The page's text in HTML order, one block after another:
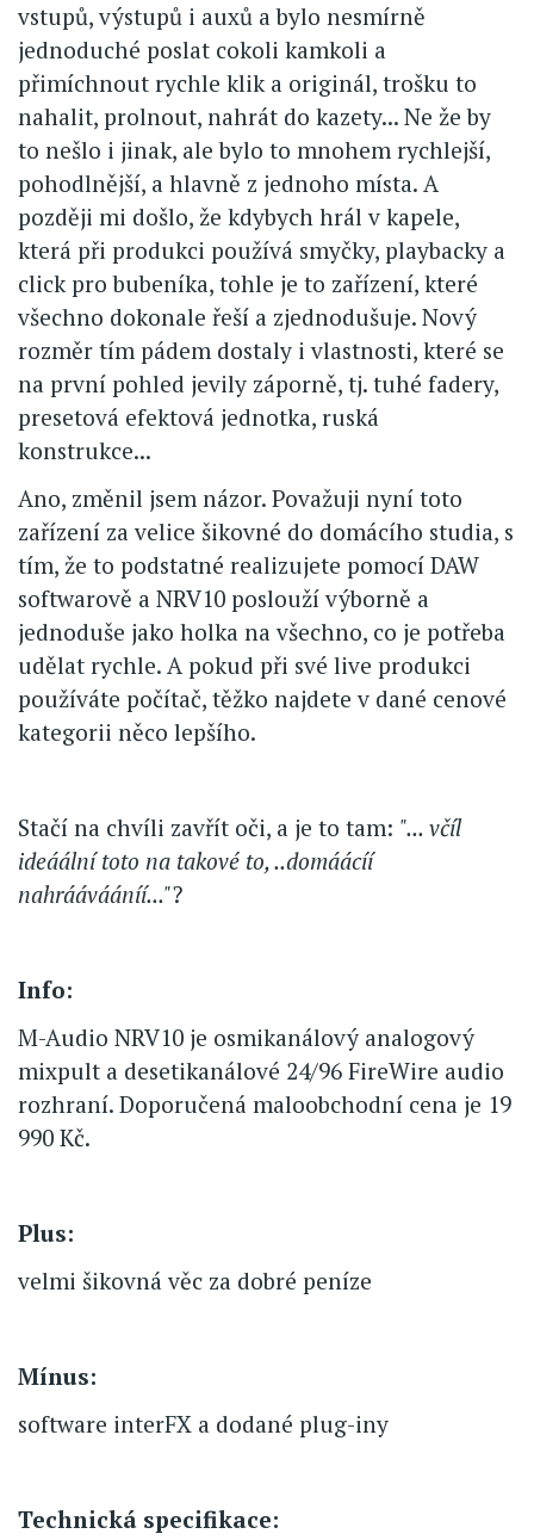
vstupů, výstupů i auxů a bylo nesmírně
jednoduché poslat cokoli kamkoli a
přimíchnout rychle klik a originál, trošku to
nahalit, prolnout, nahrát do kazety... Ne že by
to nešlo i jinak, ale bylo to mnohem rychlejší,
pohodlnější, a hlavně z jednoho místa. A
později mi došlo, že kdybych hrál v kapele,
která při produkci používá smyčky, playbacky a
click pro bubeníka, tohle je to zařízení, které
všechno dokonale řeší a zjednodušuje. Nový
rozměr tím pádem dostaly i vlastnosti, které se
na první pohled jevily záporně, tj. tuhé fadery,
presetová efektová jednotka, ruská
konstrukce...
Ano, změnil jsem názor. Považuji nyní toto
zařízení za velice šikovné do domácího studia, s
tím, že to podstatné realizujete pomocí DAW
softwarově a NRV10 poslouží výborně a
jednoduše jako holka na všechno, co je potřeba
udělat rychle. A pokud při své live produkci
používáte počítač, těžko najdete v dané cenové
kategorii něco lepšího.
Stačí na chvíli zavřít oči, a je to tam: "... včíl
ideáální toto na takové to, ..domáácíí
nahráávááníí..."?
Info:
M-Audio NRV10 je osmikanálový analogový
mixpult a desetikanálové 24/96 FireWire audio
rozhraní. Doporučená maloobchodní cena je 19
990 Kč.
Plus:
velmi šikovná věc za dobré peníze
Mínus:
software interFX a dodané plug-iny
Technická specifikace: